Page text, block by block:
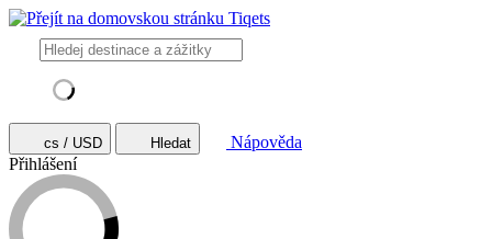
cs / USD Hledat
Nápověda
Přihlášení